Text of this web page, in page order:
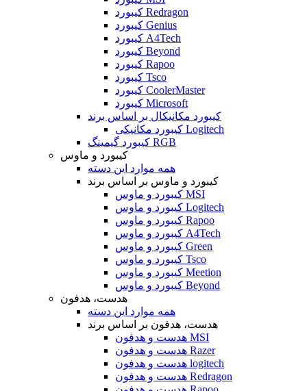
کیبورد Redragon
کیبورد Genius
کیبورد A4Tech
کیبورد Beyond
کیبورد Rapoo
کیبورد Tsco
کیبورد CoolerMaster
کیبورد Microsoft
کیبورد مکانیکال بر اساس برند
کیبورد مکانیکی Logitech
کیبورد گیمینگ RGB
کیبورد و ماوس
همه موارد این دسته
کیبورد و ماوس بر اساس برند
کیبورد و ماوس MSI
کیبورد و ماوس Logitech
کیبورد و ماوس Rapoo
کیبورد و ماوس A4Tech
کیبورد و ماوس Green
کیبورد و ماوس Tsco
کیبورد و ماوس Meetion
کیبورد و ماوس Beyond
هدست، هدفون
همه موارد این دسته
هدست، هدفون بر اساس برند
هدست و هدفون MSI
هدست و هدفون Razer
هدست و هدفون logitech
هدست و هدفون Redragon